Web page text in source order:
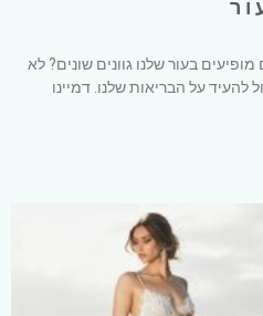
בעור שלנו גוונים שונים? לא
על הבריאות שלנו. דמיינו